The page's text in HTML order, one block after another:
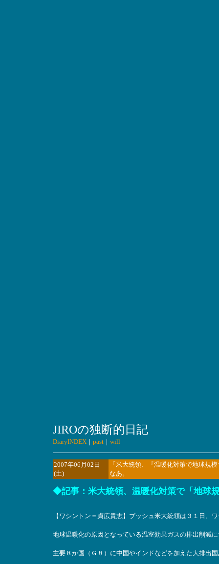
JIROの独断的日記
DiaryINDEX｜ past｜ will
2007年06月02日
(土)
「米大統領、『温暖化対策で地球規
なあ。
◆記事：米大統領、温暖化対策で「地球
【ワシントン＝貞広貴志】ブッシュ米大統領は３１日、
地球温暖化の原因となっている温室効果ガスの排出削減
主要８か国（Ｇ８）に中国やインドなどを加えた大排出